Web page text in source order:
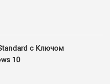
с Ключом
10